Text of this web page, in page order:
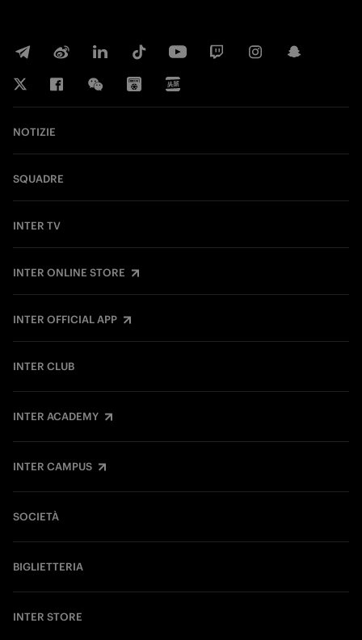
NOTIZIE
SQUADRE
INTER TV
INTER ONLINE STORE
INTER OFFICIAL APP
INTER CLUB
INTER ACADEMY
INTER CAMPUS
SOCIETÀ
BIGLIETTERIA
INTER STORE